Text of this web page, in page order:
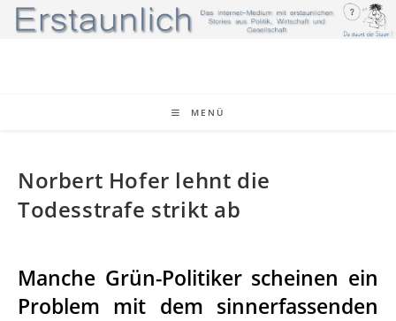
Zum
Inhalt
MENÜ
Norbert Hofer lehnt die
Todesstrafe strikt ab
Manche Grün-Politiker scheinen ein
Problem mit dem sinnerfassenden